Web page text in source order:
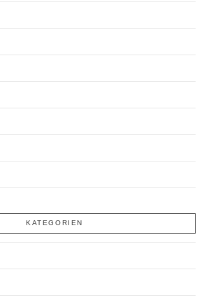
KATEGORIEN